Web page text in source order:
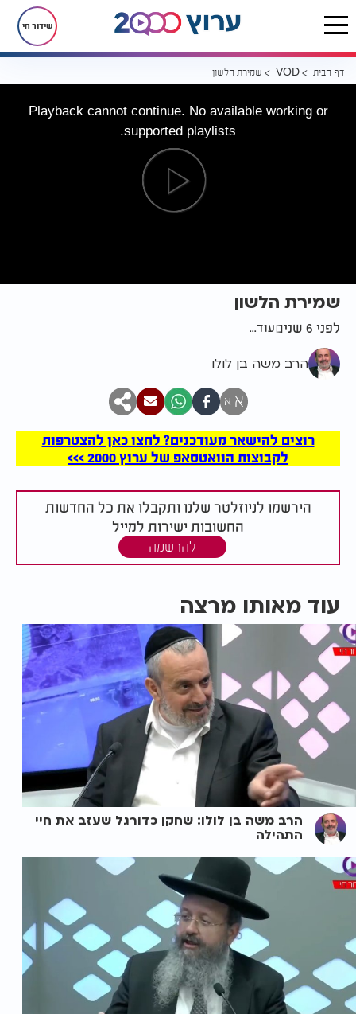
שידור חי
דף הבית VOD שמירת הלשון
Playback cannot continue. No available working or
supported playlists.
שמירת הלשון
לפני 6 שנים עוד...
הרב משה בן לולו
א א
רוצים להישאר מעודכנים? לחצו כאן להצטרפות
לקבוצות הוואטסאפ של ערוץ 2000 >>>
הירשמו לניוזלטר שלנו ותקבלו את כל החדשות
החשובות ישירות למייל
להרשמה
עוד מאותו מרצה
הרב משה בן לולו: שחקן כדורגל שעזב את חיי
התהילה